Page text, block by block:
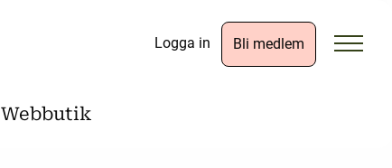
Logga in Bli medlem
Webbutik